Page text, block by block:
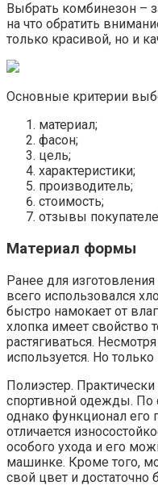
Выбрать комбинезон –
на что обратить
только красивой, но и
Основные критерии
материал;
фасон;
цель;
характеристики;
производитель;
стоимость;
отзывы
Материал формы
Ранее для
всего использовался
быстро намокает от
хлопка имеет свойство
растягиваться.
используется. Но
Полиэстер.
спортивной одежды. По
однако функционал его
отличается
особого ухода и его
машинке. Кроме того,
свой цвет и